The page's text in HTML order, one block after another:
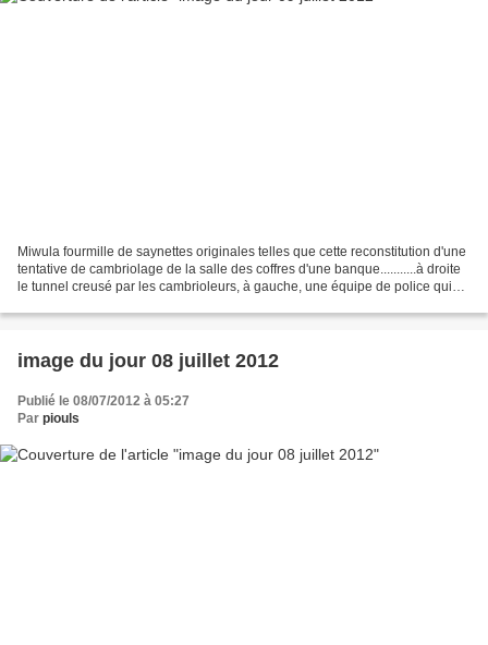
Miwula fourmille de saynettes originales telles que cette reconstitution d'une
tentative de cambriolage de la salle des coffres d'une banque...........à droite
le tunnel creusé par les cambrioleurs, à gauche, une équipe de police qui
image du jour 08 juillet 2012
Publié le 08/07/2012 à 05:27
Par piouls